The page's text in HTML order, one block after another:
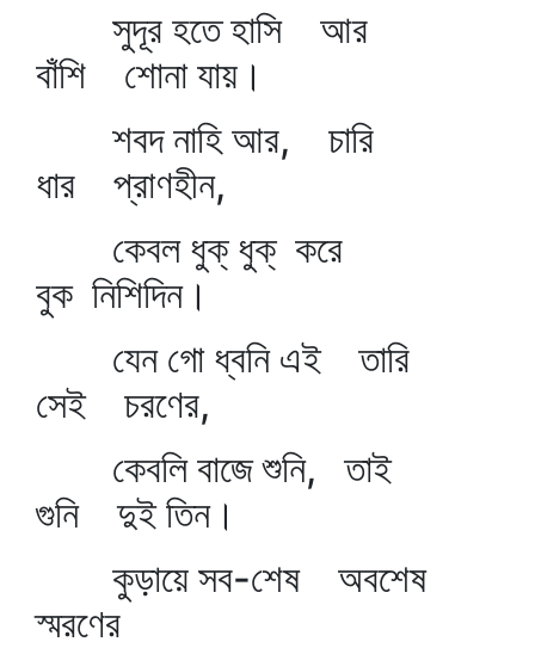
সুদূর হতে হাসি আর
বাঁশি শোনা যায়।
শবদ নাহি আর, চারি
ধার প্রাণহীন,
কেবল ধুক্‌ ধুক্‌ করে
বুক নিশিদিন।
যেন গো ধ্বনি এই তারি
সেই চরণের,
কেবলি বাজে শুনি, তাই
গুনি দুই তিন।
কুড়ায়ে সব-শেষ অবশেষ
স্মরণের